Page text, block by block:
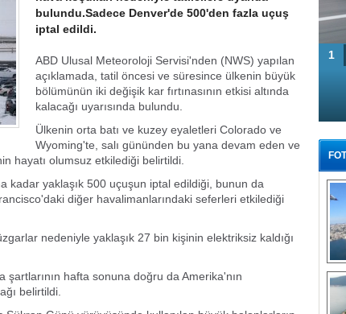
bulundu.Sadece Denver'de 500'den fazla uçuş
iptal edildi.
ABD Ulusal Meteoroloji Servisi'nden (NWS) yapılan
açıklamada, tatil öncesi ve süresince ülkenin büyük
bölümünün iki değişik kar fırtınasının etkisi altında
kalacağı uyarısında bulundu.
Ülkenin orta batı ve kuzey eyaletleri Colorado ve
Wyoming'te, salı gününden bu yana devam eden ve
hayatı olumsuz etkilediği belirtildi.
kadar yaklaşık 500 uçuşun iptal edildiği, bunun da
diğer havalimanlarındaki seferleri etkilediği
nedeniyle yaklaşık 27 bin kişinin elektriksiz kaldığı
hafta sonuna doğru da Amerika'nın
belirtildi.
1